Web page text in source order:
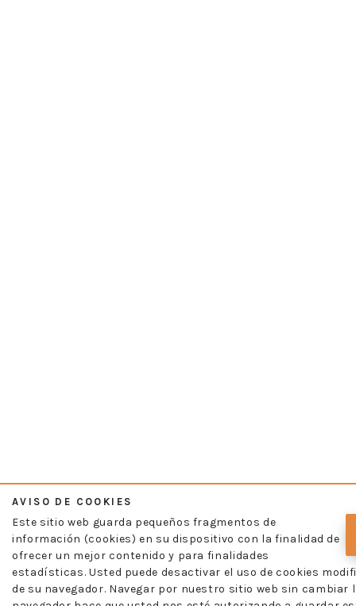
AVISO DE COOKIES
Este sitio web guarda pequeños fragmentos de
información (cookies) en su dispositivo con la finalidad de
ofrecer un mejor contenido y para finalidades
estadísticas. Usted puede desactivar el uso de cookies
de su navegador. Navegar por nuestro sitio web sin cambiar